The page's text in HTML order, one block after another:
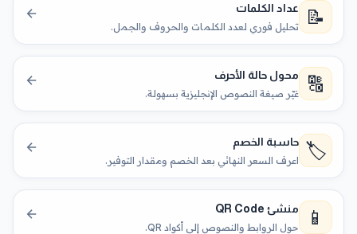
📝 عداد الكلمات
تحليل فوري لعدد الكلمات والحروف والجمل.
🔠 محول حالة الأحرف
غيّر صيغة النصوص الإنجليزية بسهولة.
🏷️ حاسبة الخصم
اعرف السعر النهائي بعد الخصم ومقدار التوفير.
📱 منشئ QR Code
حول الروابط والنصوص إلى أكواد QR.